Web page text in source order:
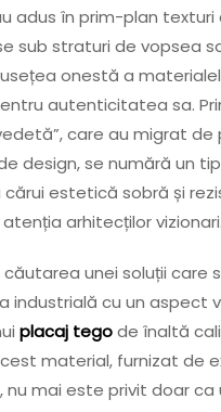
adus în prim-plan texturi
sub straturi de vopsea
onestă a
autenticitatea sa.
care au migrat
design, se numără un
estetică sobră și
arhitecților vizionari.
unei soluții care
industrială cu un aspect
placaj tegode înaltă
material, furnizat de
nu mai este privit doar